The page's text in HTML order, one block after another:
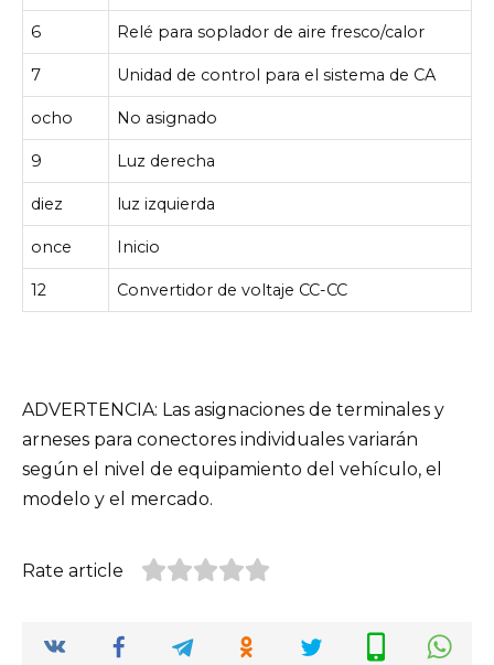
6 Relé para soplador de aire fresco/calor
7 Unidad de control para el sistema de CA
ocho No asignado
9 Luz derecha
diez luz izquierda
once Inicio
12 Convertidor de voltaje CC-CC
ADVERTENCIA: Las asignaciones de terminales y
arneses para conectores individuales variarán
según el nivel de equipamiento del vehículo, el
modelo y el mercado.
Rate article